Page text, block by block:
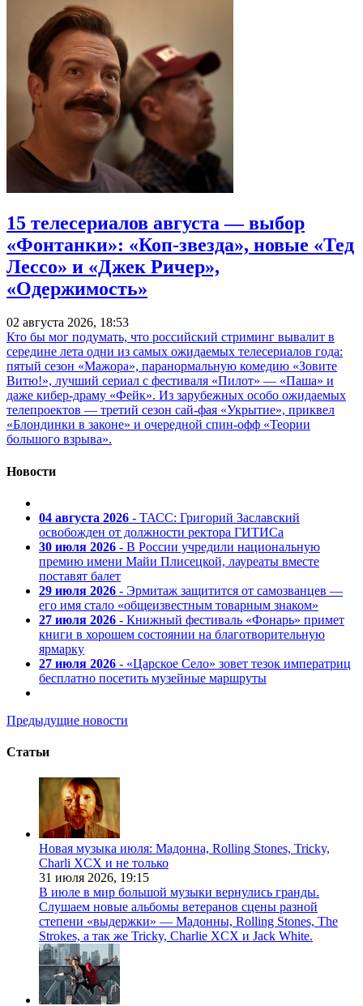
15 телесериалов августа — выбор
«Фонтанки»: «Коп-звезда», новые «Тед
Лессо» и «Джек Ричер»,
«Одержимость»
02 августа 2026, 18:53
Кто бы мог подумать, что российский стриминг вывалит в
середине лета одни из самых ожидаемых телесериалов года:
пятый сезон «Мажора», паранормальную комедию «Зовите
Витю!», лучший сериал с фестиваля «Пилот» — «Паша» и
даже кибер-драму «Фейк». Из зарубежных особо ожидаемых
телепроектов — третий сезон сай-фая «Укрытие», приквел
«Блондинки в законе» и очередной спин-офф «Теории
большого взрыва».
Новости
04 августа 2026 - ТАСС: Григорий Заславский
освобожден от должности ректора ГИТИСа
30 июля 2026 - В России учредили национальную
премию имени Майи Плисецкой, лауреаты вместе
поставят балет
29 июля 2026 - Эрмитаж защитится от самозванцев —
его имя стало «общеизвестным товарным знаком»
27 июля 2026 - Книжный фестиваль «Фонарь» примет
книги в хорошем состоянии на благотворительную
ярмарку
27 июля 2026 - «Царское Село» зовет тезок императриц
бесплатно посетить музейные маршруты
Предыдущие новости
Статьи
Новая музыка июля: Мадонна, Rolling Stones, Tricky,
Charli XCX и не только
31 июля 2026, 19:15
В июле в мир большой музыки вернулись гранды.
Слушаем новые альбомы ветеранов сцены разной
степени «выдержки» — Мадонны, Rolling Stones, The
Strokes, а так же Tricky, Charlie XCX и Jack White.